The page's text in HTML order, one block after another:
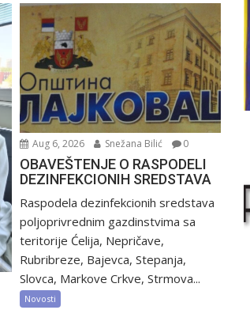
Aug 6, 2026 Snežana Bilić 0
OBAVEŠTENJE O RASPODELI
DEZINFEKCIONIH SREDSTAVA
Raspodela dezinfekcionih sredstava
poljoprivrednim gazdinstvima sa
teritorije Ćelija, Nepričave,
Rubribreze, Bajevca, Stepanja,
Slovca, Markove Crkve, Strmova...
Novosti